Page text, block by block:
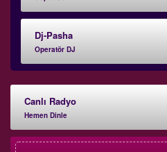
Dj-Pasha
Operatör DJ
Canlı Radyo
Hemen Dinle